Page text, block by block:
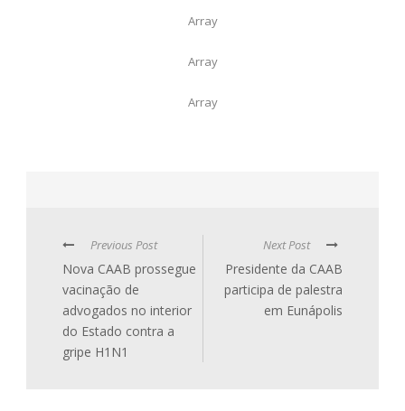
Array
Array
Array
Previous Post
Nova CAAB prossegue
vacinação de
advogados no interior
do Estado contra a
gripe H1N1
Next Post
Presidente da CAAB
participa de palestra
em Eunápolis